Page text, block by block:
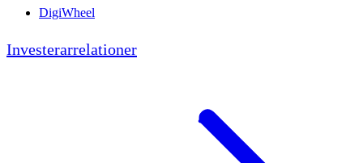
DigiWheel
Investerarrelationer